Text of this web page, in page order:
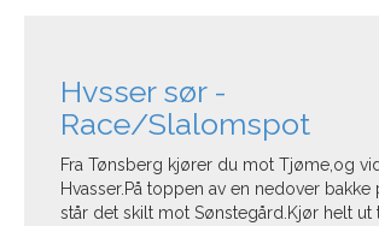
Hvsser sør -
Race/Slalomspot
Fra Tønsberg kjører du mot Tjøme,og
Hvasser.På toppen av en nedover bakke
står det skilt mot Sønstegård.Kjør helt ut